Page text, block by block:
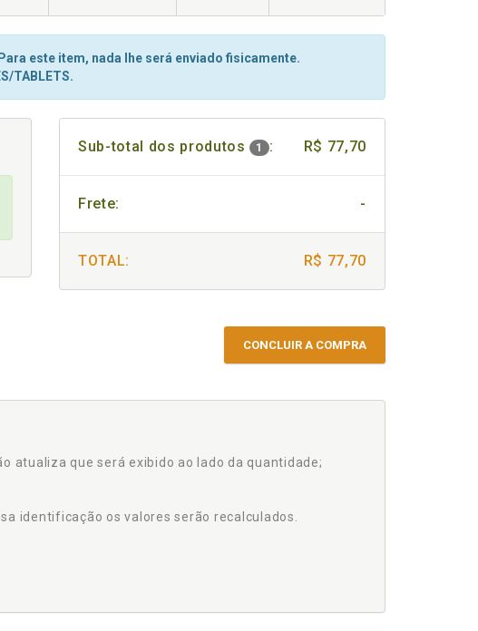
este item, nada lhe será enviado fisicamente.
TABLETS.
Sub-total dos produtos 1 : R$ 77,70
Frete: -
TOTAL: R$ 77,70
CONCLUIR A COMPRA
atualiza que será exibido ao lado da quantidade;
identificação os valores serão recalculados.